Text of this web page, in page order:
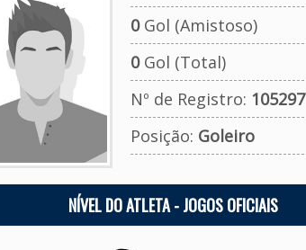
0Gol (Amistoso)
0Gol (Total)
Nº de Registro: 105297
Posição: Goleiro
NÍVEL DO ATLETA - JOGOS OFICIAIS